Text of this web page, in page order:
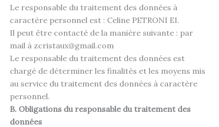
Le responsable du traitement des données à
caractère personnel est : Celine PETRONI EI.
Il peut être contacté de la manière suivante : par
mail à zcristaux@gmail.com
Le responsable du traitement des données est
chargé de déterminer les finalités et les moyens mis
au service du traitement des données à caractère
personnel.
B. Obligations du responsable du traitement des
données